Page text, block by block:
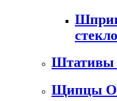
Штативы
Щипцы